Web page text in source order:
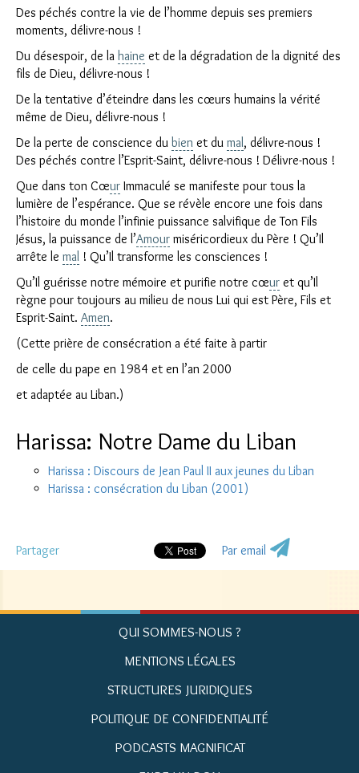
Des péchés contre la vie de l’homme depuis ses premiers
moments, délivre-nous !
Du désespoir, de la haine et de la dégradation de la dignité des
fils de Dieu, délivre-nous !
De la tentative d’éteindre dans les cœurs humains la vérité
même de Dieu, délivre-nous !
De la perte de conscience du bien et du mal, délivre-nous !
Des péchés contre l’Esprit-Saint, délivre-nous ! Délivre-nous !
Que dans ton Cœur Immaculé se manifeste pour tous la
lumière de l’espérance. Que se révèle encore une fois dans
l’histoire du monde l’infinie puissance salvifique de Ton Fils
Jésus, la puissance de l’Amour miséricordieux du Père ! Qu’Il
arrête le mal ! Qu’Il transforme les consciences !
Qu’Il guérisse notre mémoire et purifie notre cœur et qu’Il
règne pour toujours au milieu de nous Lui qui est Père, Fils et
Esprit-Saint. Amen.
(Cette prière de consécration a été faite à partir
de celle du pape en 1984 et en l’an 2000
et adaptée au Liban.)
Harissa: Notre Dame du Liban
Harissa : Discours de Jean Paul II aux jeunes du Liban
Harissa : consécration du Liban (2001)
Partager Par email
QUI SOMMES-NOUS ?
MENTIONS LÉGALES
STRUCTURES JURIDIQUES
POLITIQUE DE CONFIDENTIALITÉ
PODCASTS MAGNIFICAT